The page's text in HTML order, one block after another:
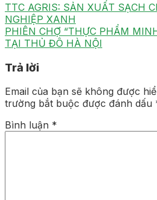
TTC AGRIS: SẢN XUẤT SẠCH
NGHIỆP XANH
PHIÊN CHỢ “THỰC PHẨM
TẠI THỦ ĐÔ HÀ NỘI
Trả lời
Email của bạn sẽ không được
trường bắt buộc được đánh dấu
Bình luận *